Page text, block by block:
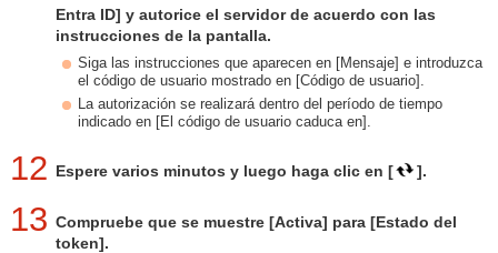
Entra ID] y autorice el servidor de acuerdo con las
instrucciones de la pantalla.
Siga las instrucciones que aparecen en [Mensaje] e introduzca
el código de usuario mostrado en [Código de usuario].
La autorización se realizará dentro del período de tiempo
indicado en [El código de usuario caduca en].
12 Espere varios minutos y luego haga clic en [ ].
13 Compruebe que se muestre [Activa] para [Estado del
token].